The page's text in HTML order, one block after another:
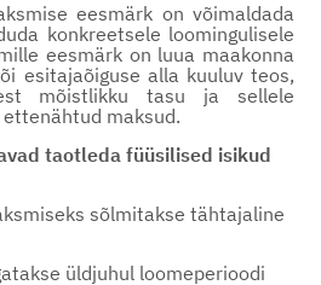
eesmärk on võimaldada
konkreetsele loomingulisele
eesmärk on luua maakonna
esitajaõiguse alla kuuluv teos,
mõistlikku tasu ja sellele
maksud.
taotleda füüsilised isikud
sõlmitakse tähtajaline
üldjuhul loomeperioodi